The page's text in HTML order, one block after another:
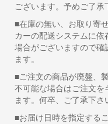
ございます。予
■在庫の無い、お取り寄
カーの配送システムに依
場合がございますので確
ます。
■ご注文の商品が廃盤、
不可能な場合はご注文を
ます。何卒、ご了承下さ
■お届け日時を指定する